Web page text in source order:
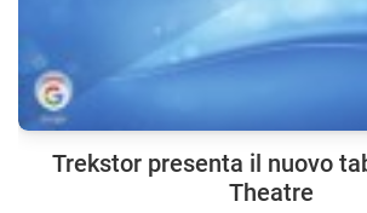
Trekstor presenta il nuovo
Theatre